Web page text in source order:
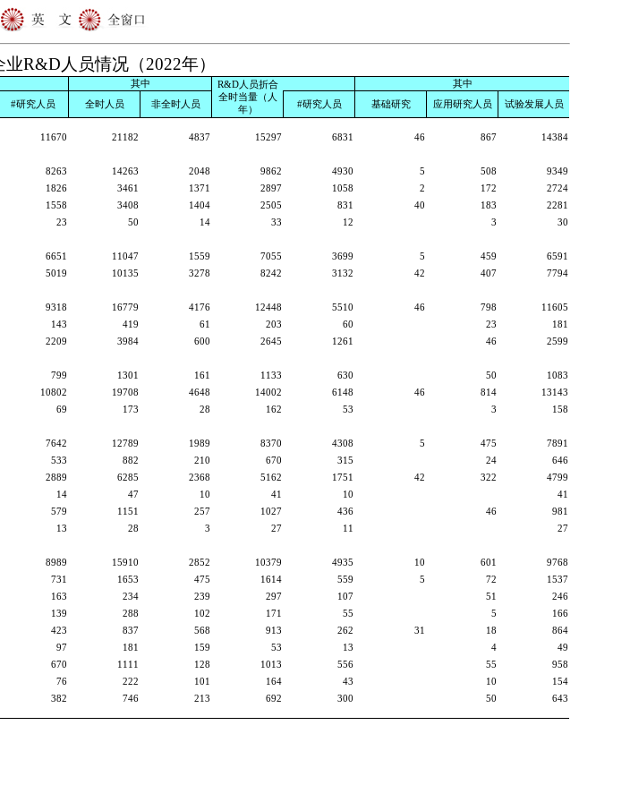
R&D人员情况（2022年）
其中
R&D人员折合
全时当量（人
年）
其中
#研究人员 全时人员 非全时人员 #研究人员 基础研究 应用研究人员 试验发展人员
11670 21182 4837 15297 6831 46 867
14384
8263 14263 2048 9862 4930 5 508
9349
1826 3461 1371 2897 1058 2 172
2724
1558 3408 1404 2505 831 40 183
2281
23 50 14 33 12 3
30
6651 11047 1559 7055 3699 5 459
6591
5019 10135 3278 8242 3132 42 407
7794
9318 16779 4176 12448 5510 46 798
11605
143 419 61 203 60 23
181
2209 3984 600 2645 1261 46
2599
799 1301 161 1133 630 50
1083
10802 19708 4648 14002 6148 46 814
13143
69 173 28 162 53 3
158
7642 12789 1989 8370 4308 5 475
7891
533 882 210 670 315 24
646
2889 6285 2368 5162 1751 42 322
4799
14 47 10 41 10
41
579 1151 257 1027 436 46
981
13 28 3 27 11
27
8989 15910 2852 10379 4935 10 601
9768
731 1653 475 1614 559 5 72
1537
163 234 239 297 107 51
246
139 288 102 171 55 5
166
423 837 568 913 262 31 18
864
97 181 159 53 13 4
49
670 1111 128 1013 556 55
958
76 222 101 164 43 10
154
382 746 213 692 300 50 643